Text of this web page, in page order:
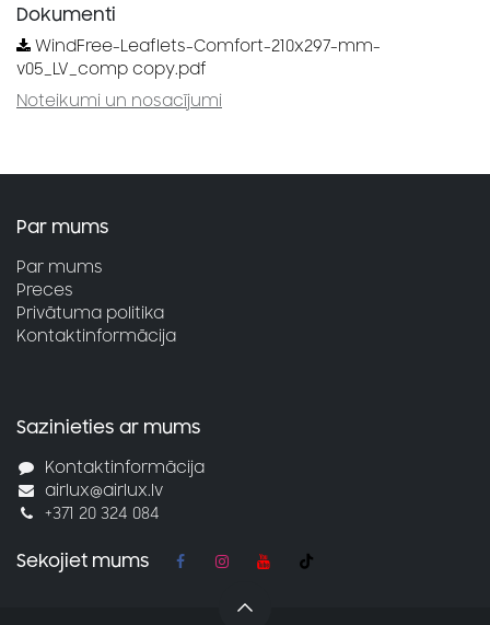
Dokumenti
WindFree-Leaflets-Comfort-210x297-mm-
v05_LV_comp copy.pdf
Noteikumi un nosacījumi
Par mums
Par mums
Preces
Privātuma politika
Kontaktinformācija
Sazinieties ar mums
Kontaktinformācija
airlux@airlux.lv
+371 20 324 084
Sekojiet mums